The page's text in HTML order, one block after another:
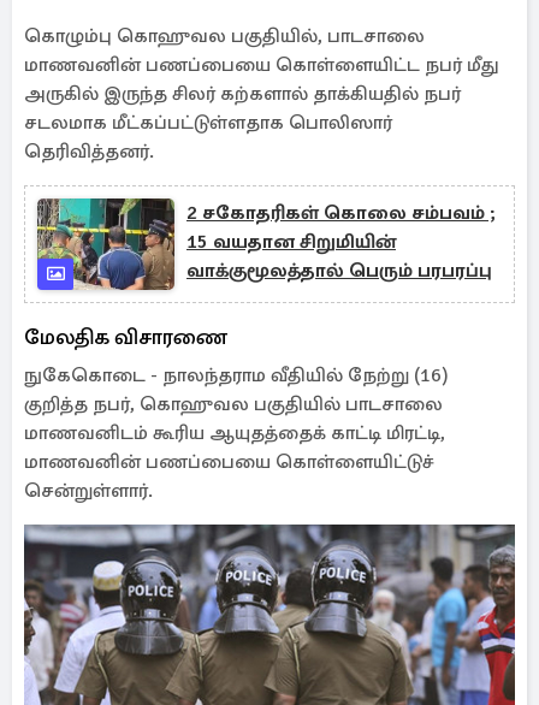
கொழும்பு கொஹுவல பகுதியில், பாடசாலை
மாணவனின் பணப்பையை கொள்ளையிட்ட நபர் மீது
அருகில் இருந்த சிலர் கற்களால் தாக்கியதில் நபர்
சடலமாக மீட்கப்பட்டுள்ளதாக பொலிஸார்
தெரிவித்தனர்.
2 சகோதரிகள் கொலை சம்பவம் ;
15 வயதான சிறுமியின்
வாக்குமூலத்தால் பெரும் பரபரப்பு
மேலதிக விசாரணை
நுகேகொடை - நாலந்தராம வீதியில் நேற்று (16)
குறித்த நபர், கொஹுவல பகுதியில் பாடசாலை
மாணவனிடம் கூரிய ஆயுதத்தைக் காட்டி மிரட்டி,
மாணவனின் பணப்பையை கொள்ளையிட்டுச்
சென்றுள்ளார்.